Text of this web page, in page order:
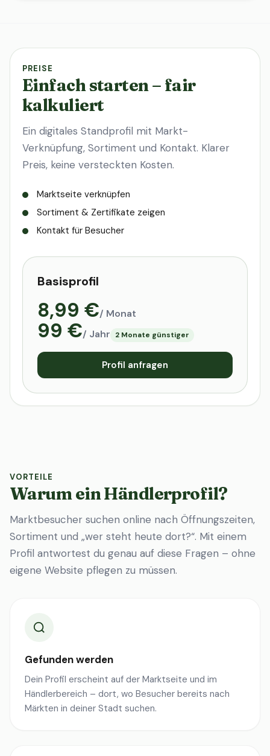
PREISE
Einfach starten – fair
kalkuliert
Ein digitales Standprofil mit Markt-
Verknüpfung, Sortiment und Kontakt. Klarer
Preis, keine versteckten Kosten.
Marktseite verknüpfen
Sortiment & Zertifikate zeigen
Kontakt für Besucher
Basisprofil
8,99 €/ Monat
99 €/ Jahr 2 Monate günstiger
Profil anfragen
VORTEILE
Warum ein Händlerprofil?
Marktbesucher suchen online nach Öffnungszeiten,
Sortiment und „wer steht heute dort?“. Mit einem
Profil antwortest du genau auf diese Fragen – ohne
eigene Website pflegen zu müssen.
Gefunden werden
Dein Profil erscheint auf der Marktseite und im
Händlerbereich – dort, wo Besucher bereits nach
Märkten in deiner Stadt suchen.